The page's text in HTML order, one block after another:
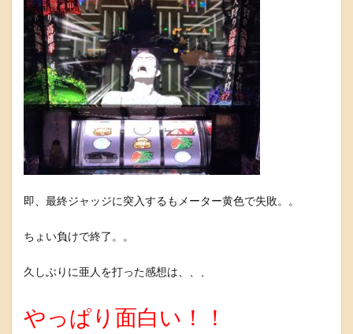
即、最終ジャッジに突入するもメーター黄色で失敗。。
ちょい負けで終了。。
久しぶりに亜人を打った感想は、、、
やっぱり面白い！！